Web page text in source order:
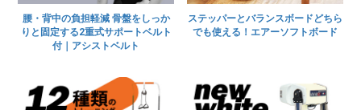
腰・背中の負担軽減 骨盤をしっか
りと固定する2重式サポートベルト
付｜アシストベルト
ステッパーとバランスボードどちら
でも使える！エアーソフトボード